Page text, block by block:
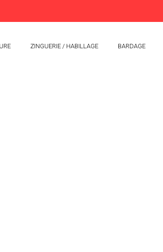
ZINGUERIE / HABILLAGE BARDAGE